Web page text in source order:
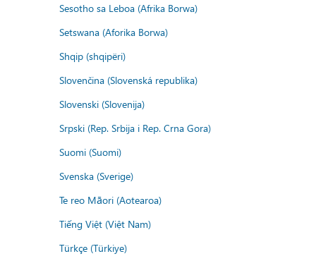
Sesotho sa Leboa (Afrika Borwa)
Setswana (Aforika Borwa)
Shqip (shqipëri)
Slovenčina (Slovenská republika)
Slovenski (Slovenija)
Srpski (Rep. Srbija i Rep. Crna Gora)
Suomi (Suomi)
Svenska (Sverige)
Te reo Māori (Aotearoa)
Tiếng Việt (Việt Nam)
Türkçe (Türkiye)